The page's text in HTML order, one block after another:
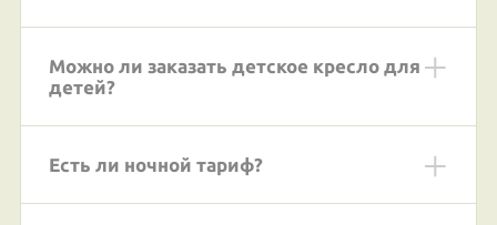
Можно ли заказать детское кресло для
детей?
Есть ли ночной тариф?